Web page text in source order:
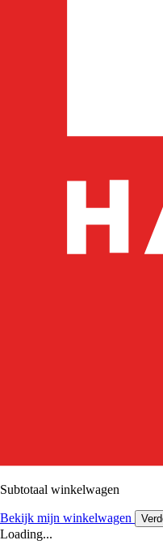
Subtotaal winkelwagen
Bekijk mijn winkelwagen
Loading...